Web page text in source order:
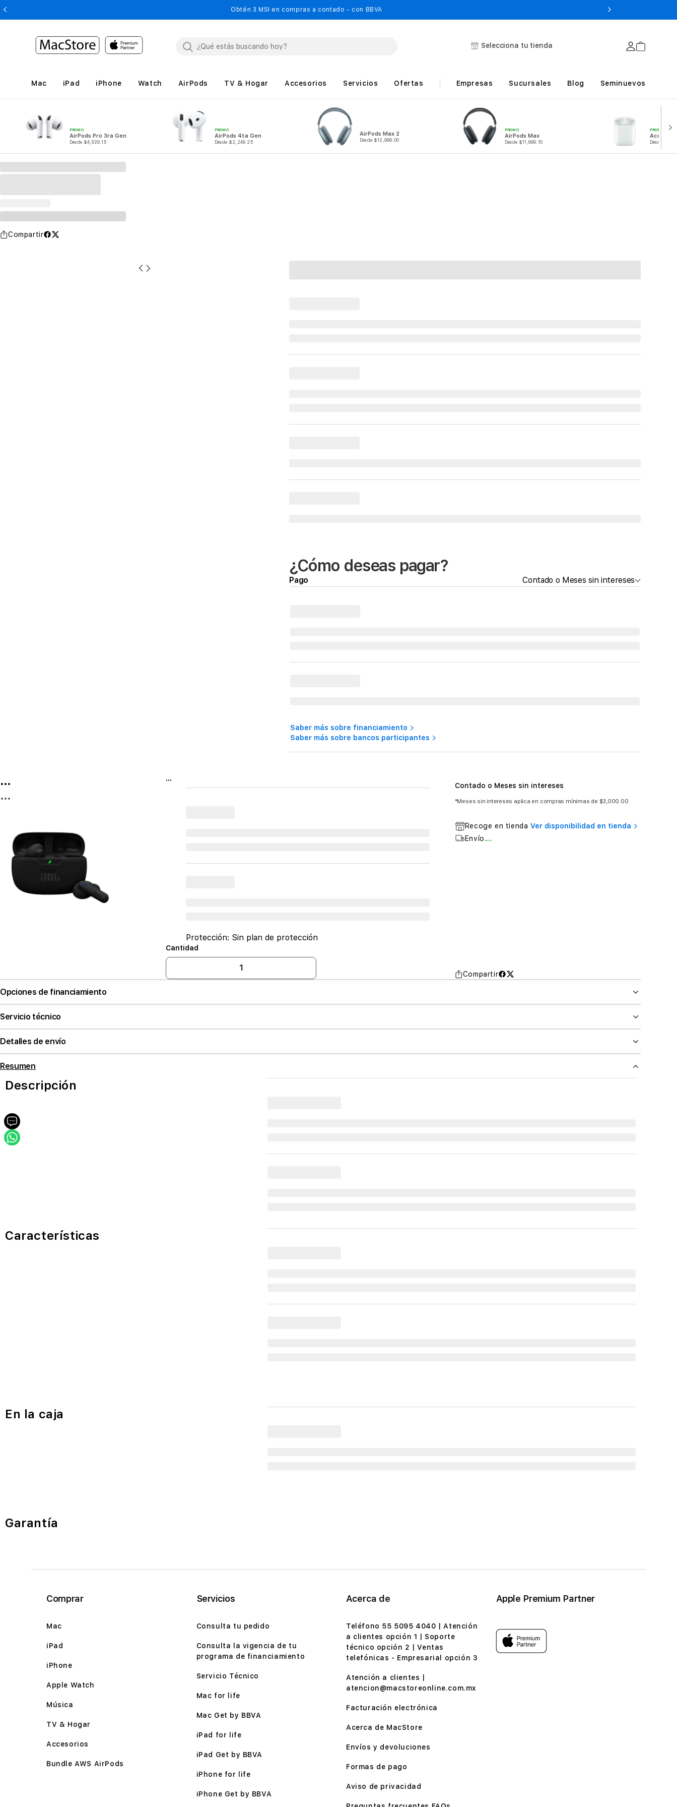
Obtén 3 MSI en compras a contado - con BBVA
Selecciona tu tienda
Mac iPad iPhone Watch AirPods TV & Hogar Accesorios Servicios Ofertas Empresas Sucursales Blog Seminuevos
PROMO
AirPods Pro 3ra Gen
Desde $4,929.15
PROMO
AirPods 4ta Gen
Desde $2,249.25
AirPods Max 2
Desde $12,999.00
PROMO
AirPods Max
Desde $11,699.10
PROMO
Desde
Compartir
¿Cómo deseas pagar?
Pago Contado o Meses sin intereses
Saber más sobre financiamiento
Saber más sobre bancos participantes
...
...
...
Protección: Sin plan de protección
Cantidad
Contado o Meses sin intereses
*Meses sin intereses aplica en compras mínimas de $3,000.00
Recoge en tienda Ver disponibilidad en tienda
Envío....
Compartir
Opciones de financiamiento
Servicio técnico
Detalles de envío
Resumen
Descripción
Características
En la caja
Garantía
Comprar
Mac
iPad
iPhone
Apple Watch
Música
TV & Hogar
Accesorios
Bundle AWS AirPods
Servicios
Consulta tu pedido
Consulta la vigencia de tu
programa de financiamiento
Servicio Técnico
Mac for life
Mac Get by BBVA
iPad for life
iPad Get by BBVA
iPhone for life
iPhone Get by BBVA
Acerca de
Teléfono 55 5095 4040 | Atención
a clientes opción 1 | Soporte
técnico opción 2 | Ventas
telefónicas - Empresarial opción 3
Atención a clientes |
atencion@macstoreonline.com.mx
Facturación electrónica
Acerca de MacStore
Envíos y devoluciones
Formas de pago
Aviso de privacidad
Apple Premium Partner